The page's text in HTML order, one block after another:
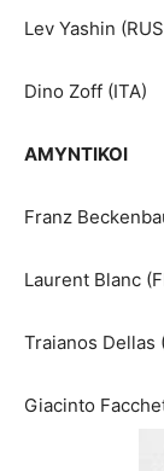
Lev Yashin
Dino Zoff (ITA)
ΑΜΥΝΤΙΚΟΙ
Franz
Laurent Blanc
Traianos Dellas
Giacinto